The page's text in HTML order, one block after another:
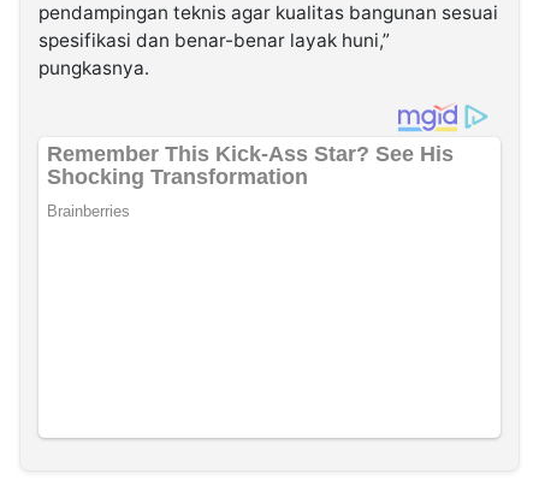
pendampingan teknis agar kualitas bangunan sesuai
spesifikasi dan benar-benar layak huni,”
pungkasnya.